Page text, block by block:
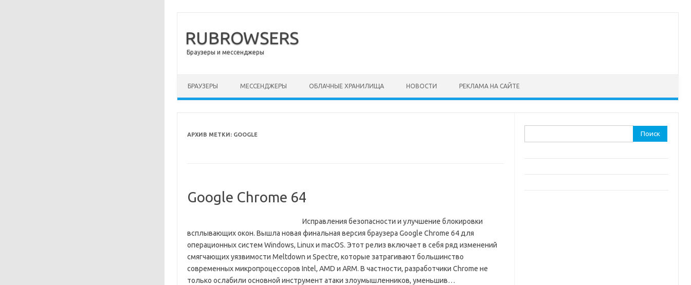
RUBROWSERS
Браузеры и мессенджеры
БРАУЗЕРЫ МЕССЕНДЖЕРЫ ОБЛАЧНЫЕ ХРАНИЛИЩА НОВОСТИ РЕКЛАМА НА САЙТЕ
АРХИВ МЕТКИ: GOOGLE
Google Chrome 64
Исправления безопасности и улучшение блокировки
всплывающих окон. Вышла новая финальная версия браузера Google Chrome 64 для
операционных систем Windows, Linux и macOS. Этот релиз включает в себя ряд изменений
смягчающих уязвимости Meltdown и Spectre, которые затрагивают большинство
современных микропроцессоров Intel, AMD и ARM. В частности, разработчики Chrome не
только ослабили основной инструмент атаки злоумышленников, уменьшив…